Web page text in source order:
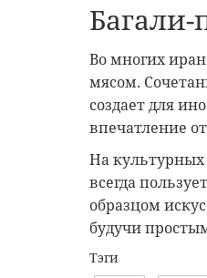
Во многих
мясом.
создает для
впечатление
На культурных
всегда
образцом
будучи
Тэги